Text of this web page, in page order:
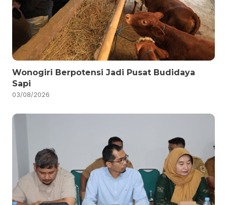
Wonogiri Berpotensi Jadi Pusat Budidaya
Sapi
03/08/2026